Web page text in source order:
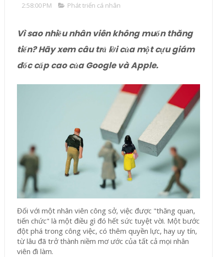
2:58:00 PM Phát triển cá nhân
Vì sao nhiều nhân viên không muốn thăng
tiến? Hãy xem câu trả lời của một cựu giám
đốc cấp cao của Google và Apple.
Đối với một nhân viên công sở, việc được "thăng quan,
tiến chức" là một điều gì đó hết sức tuyệt vời. Một bước
đột phá trong công việc, có thêm quyền lực, hay uy tín,
từ lâu đã trở thành niềm mơ ước của tất cả mọi nhân
viên đi làm.